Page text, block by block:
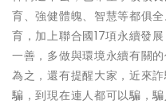
育、強健體魄、智慧等都俱
育，加上聯合國17項永續發
一善，多做與環境永續有關
為之，還有提醒大家，近來
騙，到現在連人都可以騙，